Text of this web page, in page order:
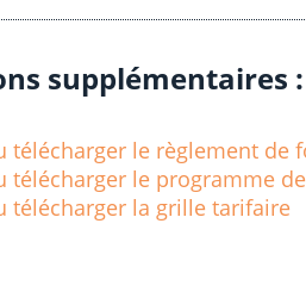
supplémentaires :
télécharger le règlement de
télécharger le programme
télécharger la grille tarifaire